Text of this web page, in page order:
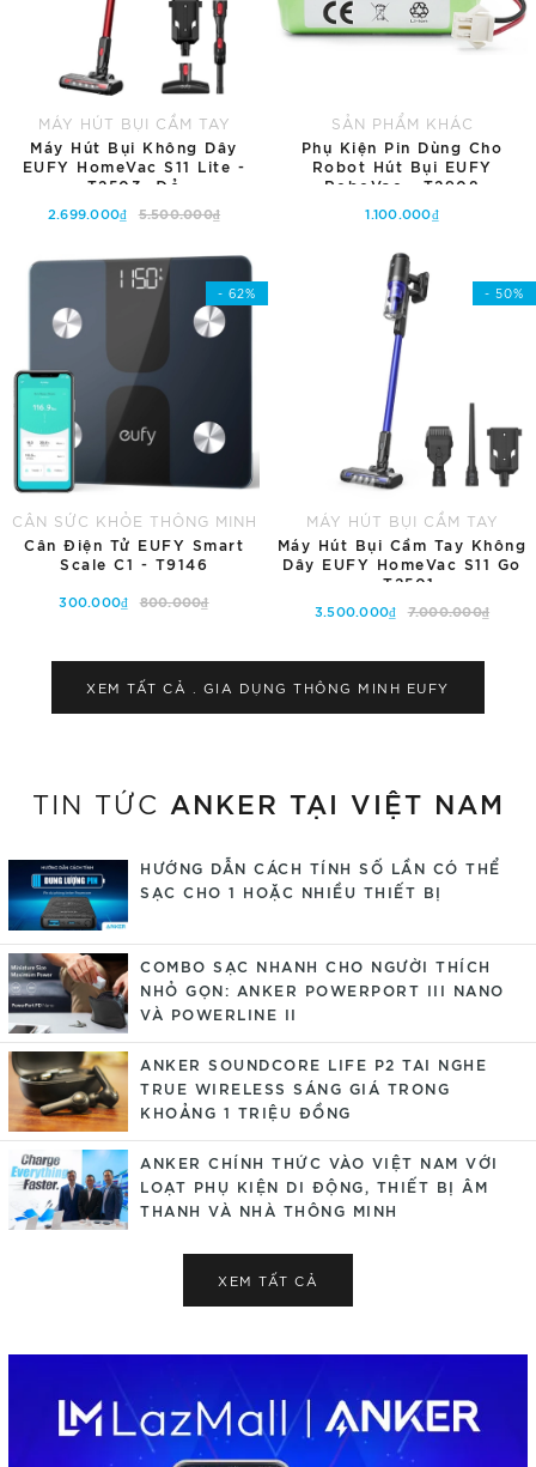
MÁY HÚT BỤI CẦM TAY
Máy Hút Bụi Không Dây
EUFY HomeVac S11 Lite -
T2503 -Đỏ
2.699.000₫ 5.500.000₫
Thêm vào giỏ hàng
SẢN PHẨM KHÁC
Phụ Kiện Pin Dùng Cho
Robot Hút Bụi EUFY
RoboVac - T2908
1.100.000₫
Hết hàng
- 62%
CÂN SỨC KHỎE THÔNG MINH
Cân Điện Tử EUFY Smart
Scale C1 - T9146
300.000₫ 800.000₫
- 50%
MÁY HÚT BỤI CẦM TAY
Máy Hút Bụi Cầm Tay Không
Dây EUFY HomeVac S11 Go
- T2501
3.500.000₫ 7.000.000₫
XEM TẤT CẢ . GIA DỤNG THÔNG MINH EUFY
TIN TỨC ANKER TẠI VIỆT NAM
HƯỚNG DẪN CÁCH TÍNH SỐ LẦN CÓ THỂ
SẠC CHO 1 HOẶC NHIỀU THIẾT BỊ
COMBO SẠC NHANH CHO NGƯỜI THÍCH
NHỎ GỌN: ANKER POWERPORT III NANO
VÀ POWERLINE II
ANKER SOUNDCORE LIFE P2 TAI NGHE
TRUE WIRELESS SÁNG GIÁ TRONG
KHOẢNG 1 TRIỆU ĐỒNG
ANKER CHÍNH THỨC VÀO VIỆT NAM VỚI
LOẠT PHỤ KIỆN DI ĐỘNG, THIẾT BỊ ÂM
THANH VÀ NHÀ THÔNG MINH
XEM TẤT CẢ